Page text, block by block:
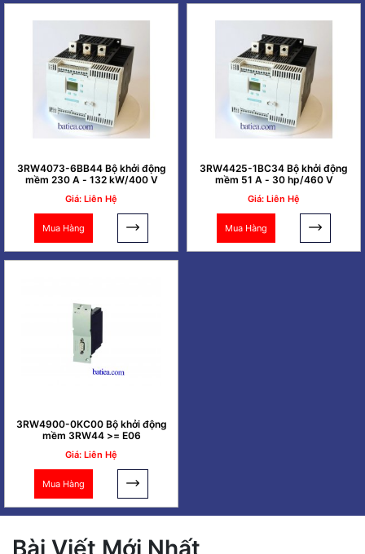
3RW4073-6BB44 Bộ khởi động
mềm 230 A - 132 kW/400 V
Giá: Liên Hệ
Mua Hàng
3RW4425-1BC34 Bộ khởi động
mềm 51 A - 30 hp/460 V
Giá: Liên Hệ
Mua Hàng
3RW4900-0KC00 Bộ khởi động
mềm 3RW44 >= E06
Giá: Liên Hệ
Mua Hàng